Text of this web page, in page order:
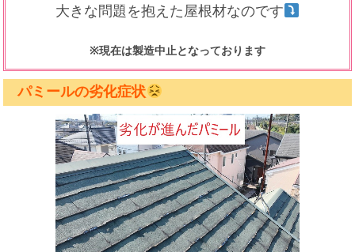
大きな問題を抱えた屋根材なのです
※現在は製造中止となっております
パミールの劣化症状